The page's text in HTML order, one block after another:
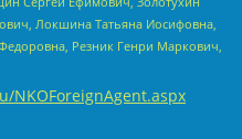
Локшина Татьяна Иосифовна,
Резник Генри Маркович,